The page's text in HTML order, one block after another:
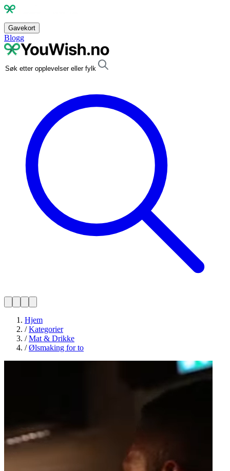
Gavekort
Blogg
Hjem
/Kategorier
/Mat & Drikke
/Ølsmaking for to